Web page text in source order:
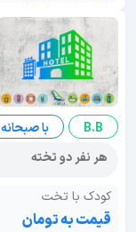
B.B
با صبحانه
هر نفر دو تخته
کودک با تخت
قیمت به تومان